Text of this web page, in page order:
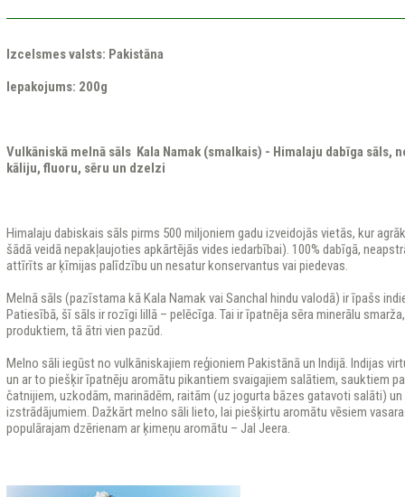
Izcelsmes valsts: Pakistāna
Iepakojums: 200g
Vulkāniskā melnā sāls Kala Namak (smalkais) - Himalaju dabīga sāls,
kāliju, fluoru, sēru un dzelzi
Himalaju dabiskais sāls pirms 500 miljoniem gadu izveidojās vietās, kur
šādā veidā nepakļaujoties apkārtējās vides iedarbībai). 100% dabīgā,
attīrīts ar ķīmijas palīdzību un nesatur konservantus vai piedevas.
Melnā sāls (pazīstama kā Kala Namak vai Sanchal hindu valodā) ir īpašs
Patiesībā, šī sāls ir rozīgi lillā – pelēcīga. Tai ir īpatnēja sēra minerālu
produktiem, tā ātri vien pazūd.
Melno sāli iegūst no vulkāniskajiem reģioniem Pakistānā un Indijā. Indijas
un ar to piešķir īpatnēju aromātu pikantiem svaigajiem salātiem, sauktiem
čatnijiem, uzkodām, marinādēm, raitām (uz jogurta bāzes gatavoti salāti)
izstrādājumiem. Dažkārt melno sāli lieto, lai piešķirtu aromātu vēsiem
populārajam dzērienam ar ķimeņu aromātu – Jal Jeera.